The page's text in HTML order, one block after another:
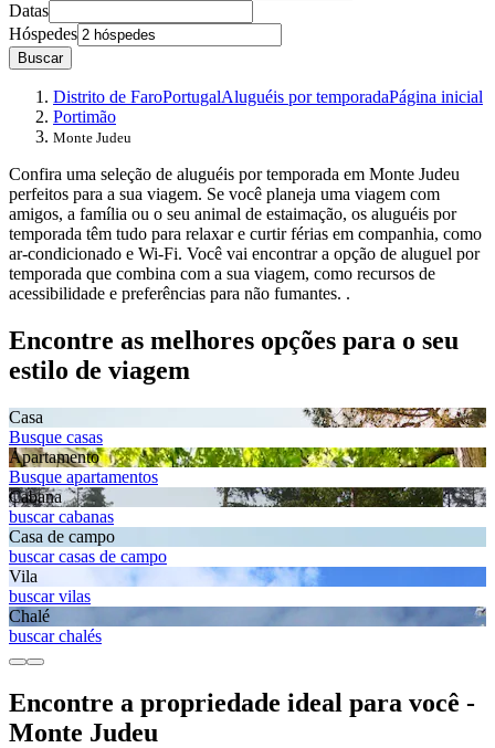
Datas
Hóspedes
Buscar
Distrito de FaroPortugalAluguéis por temporadaPágina inicial
Portimão
Monte Judeu
Confira uma seleção de aluguéis por temporada em Monte Judeu
perfeitos para a sua viagem. Se você planeja uma viagem com
amigos, a família ou o seu animal de estaimação, os aluguéis por
temporada têm tudo para relaxar e curtir férias em companhia, como
ar-condicionado e Wi-Fi. Você vai encontrar a opção de aluguel por
temporada que combina com a sua viagem, como recursos de
acessibilidade e preferências para não fumantes. .
Encontre as melhores opções para o seu
estilo de viagem
Casa
Busque casas
Apartamento
Busque apartamentos
Cabana
buscar cabanas
Casa de campo
buscar casas de campo
Vila
buscar vilas
Chalé
buscar chalés
Encontre a propriedade ideal para você -
Monte Judeu